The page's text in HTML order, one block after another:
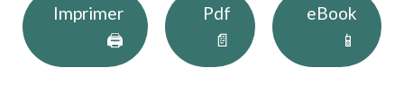
Imprimer
🖨
Pdf
📄
eBook
📱